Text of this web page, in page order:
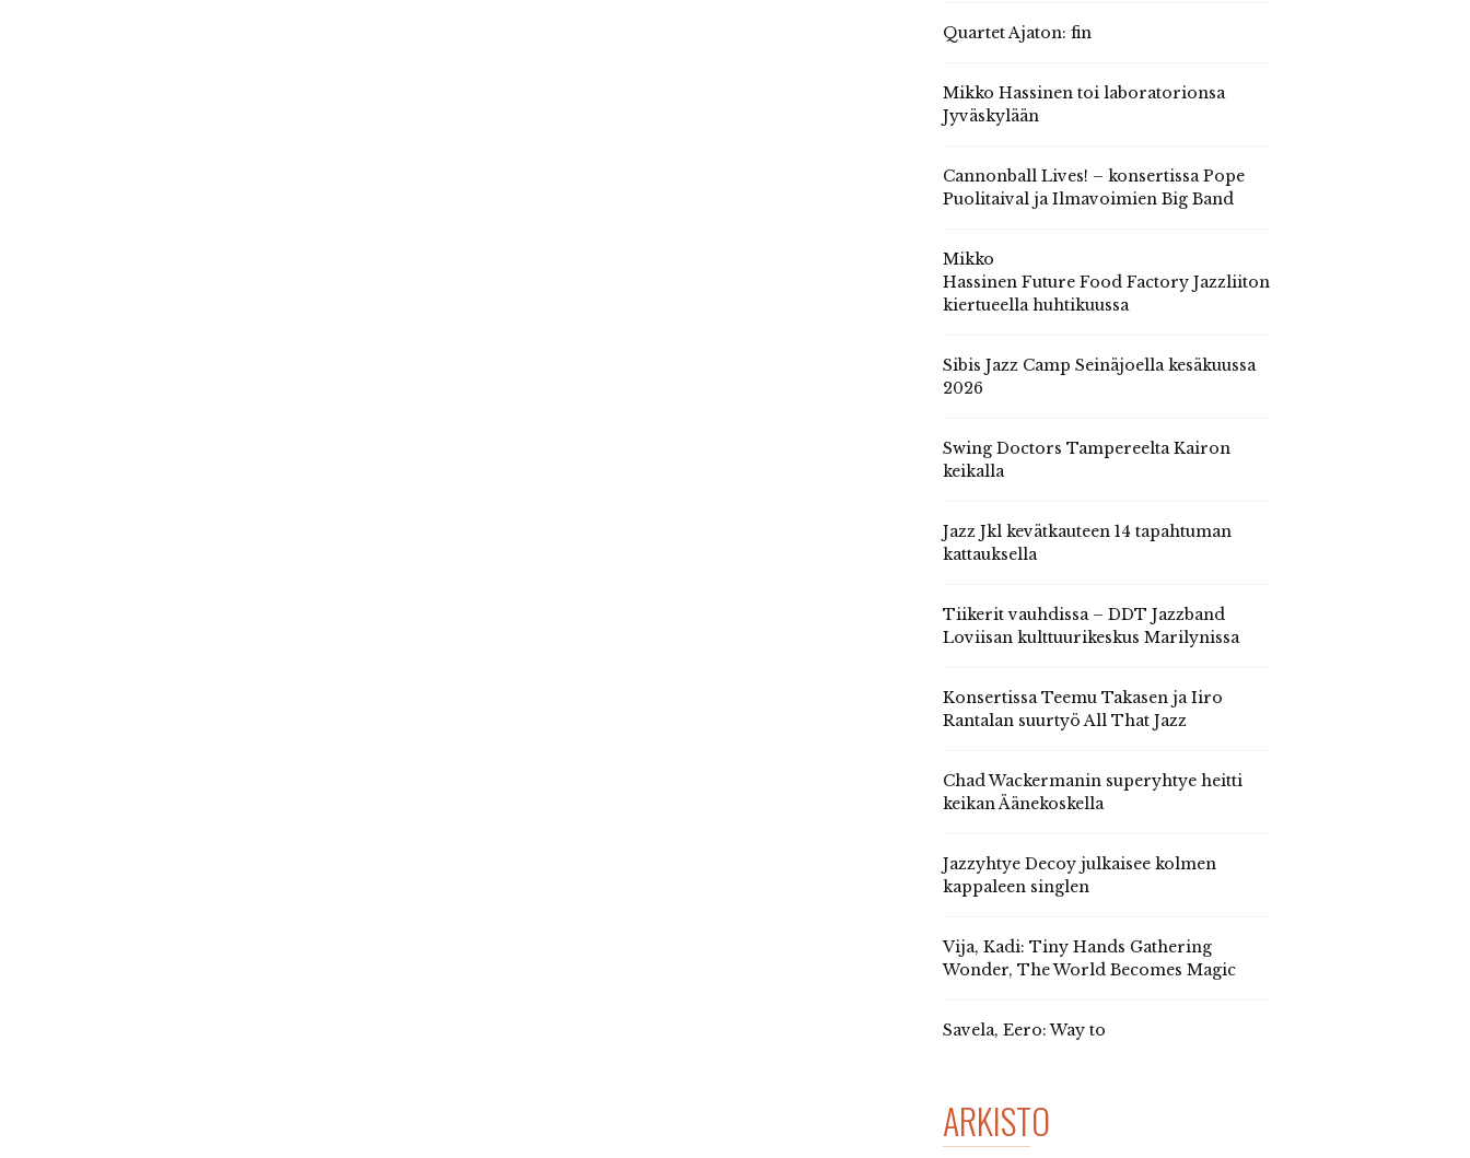
Quartet Ajaton: fin
Mikko Hassinen toi laboratorionsa
Jyväskylään
Cannonball Lives! – konsertissa Pope
Puolitaival ja Ilmavoimien Big Band
Mikko
Hassinen Future Food Factory Jazzliiton
kiertueella huhtikuussa
Sibis Jazz Camp Seinäjoella kesäkuussa
2026
Swing Doctors Tampereelta Kairon
keikalla
Jazz Jkl kevätkauteen 14 tapahtuman
kattauksella
Tiikerit vauhdissa – DDT Jazzband
Loviisan kulttuurikeskus Marilynissa
Konsertissa Teemu Takasen ja Iiro
Rantalan suurtyö All That Jazz
Chad Wackermanin superyhtye heitti
keikan Äänekoskella
Jazzyhtye Decoy julkaisee kolmen
kappaleen singlen
Vija, Kadi: Tiny Hands Gathering
Wonder, The World Becomes Magic
Savela, Eero: Way to
ARKISTO